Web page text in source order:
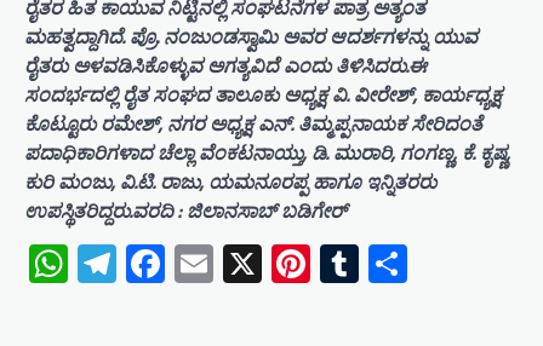
ರೈತರ ಹಿತ ಕಾಯುವ ನಿಟ್ಟಿನಲ್ಲಿ ಸಂಘಟನೆಗಳ ಪಾತ್ರ ಅತ್ಯಂತ
ಮಹತ್ವದ್ದಾಗಿದೆ. ಪ್ರೊ. ನಂಜುಂಡಸ್ವಾಮಿ ಅವರ ಆದರ್ಶಗಳನ್ನು ಯುವ
ರೈತರು ಅಳವಡಿಸಿಕೊಳ್ಳುವ ಅಗತ್ಯವಿದೆ ಎಂದು ತಿಳಿಸಿದರು.ಈ
ಸಂದರ್ಭದಲ್ಲಿ ರೈತ ಸಂಘದ ತಾಲೂಕು ಅಧ್ಯಕ್ಷ ವಿ. ವೀರೇಶ್, ಕಾರ್ಯಧ್ಯಕ್ಷ
ಕೊಟ್ಟೂರು ರಮೇಶ್, ನಗರ ಅಧ್ಯಕ್ಷ ಎನ್. ತಿಮ್ಮಪ್ಪನಾಯಕ ಸೇರಿದಂತೆ
ಪದಾಧಿಕಾರಿಗಳಾದ ಚೆಲ್ಲಾ ವೆಂಕಟನಾಯ್ತು, ಡಿ. ಮುರಾರಿ, ಗಂಗಣ್ಣ, ಕೆ. ಕೃಷ್ಣ,
ಕುರಿ ಮಂಜು, ವಿ.ಟಿ. ರಾಜು, ಯಮನೂರಪ್ಪ ಹಾಗೂ ಇನ್ನಿತರರು
ಉಪಸ್ಥಿತರಿದ್ದರು.ವರದಿ : ಜಿಲಾನಸಾಬ್ ಬಡಿಗೇರ್
WhatsApp
Telegram
Facebook
Email
X Pinterest
Tumblr